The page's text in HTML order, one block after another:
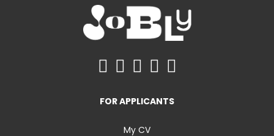
FOR APPLICANTS
My CV